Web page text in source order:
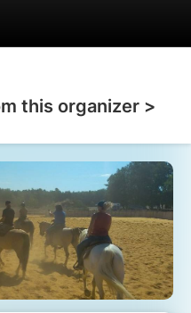
this organizer >